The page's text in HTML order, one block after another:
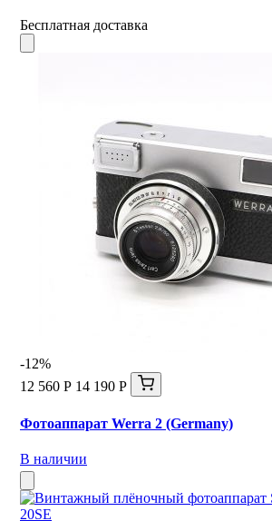
Бесплатная доставка
-12%
12 560 Р 14 190 Р
Фотоаппарат Werra 2 (Germany)
В наличии